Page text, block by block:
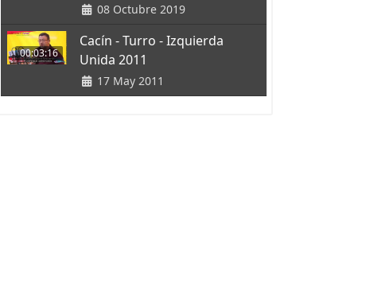
08 Octubre 2019
00:03:16
Cacín - Turro - Izquierda
Unida 2011
17 May 2011